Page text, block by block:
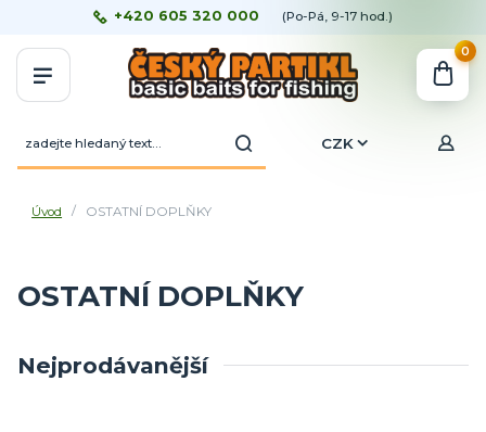
CZK
+420 605 320 000 (Po-Pá, 9-17 hod.)
0
Úvod OSTATNÍ DOPLŇKY
OSTATNÍ DOPLŇKY
Nejprodávanější